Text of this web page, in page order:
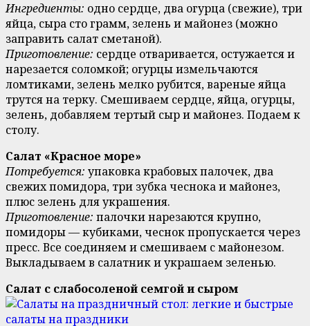
Ингредиенты: одно сердце, два огурца (свежие), три
яйца, сыра сто грамм, зелень и майонез (можно
заправить салат сметаной).
Приготовление: сердце отваривается, остужается и
нарезается соломкой; огурцы измельчаются
ломтиками, зелень мелко рубится, вареные яйца
трутся на терку. Смешиваем сердце, яйца, огурцы,
зелень, добавляем тертый сыр и майонез. Подаем к
столу.
Салат «Красное море»
Потребуется: упаковка крабовых палочек, два
свежих помидора, три зубка чеснока и майонез,
плюс зелень для украшения.
Приготовление: палочки нарезаются крупно,
помидоры — кубиками, чеснок пропускается через
пресс. Все соединяем и смешиваем с майонезом.
Выкладываем в салатник и украшаем зеленью.
Салат с слабосоленой семгой и сыром